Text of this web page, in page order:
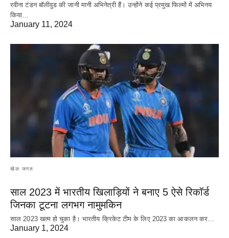
रवीना टंडन बॉलीवुड की जानी मानी अभिनेत्री हैं। उन्होंने कई प्रमुख फिल्मों में अभिनय
किया…
January 11, 2024
खेल जगत
साल 2023 में भारतीय खिलाड़ियों ने बनाए 5 ऐसे रिकॉर्ड
जिनका टूटना लगभग नामुमकिन
साल 2023 खत्म हो चुका है। भारतीय क्रिकेट‌ टीम के लिए 2023 का आकलन कर…
January 1, 2024